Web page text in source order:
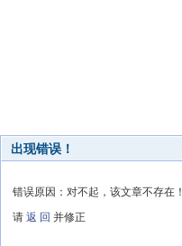
出现错误！
错误原因：对不起，该文章不存在！
请 返 回 并修正